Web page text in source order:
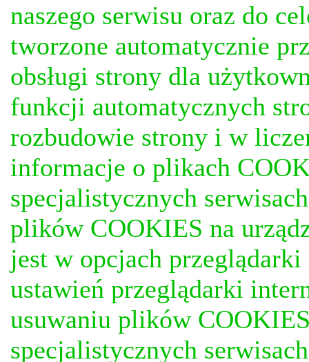
naszego serwisu oraz do
tworzone automatycznie
obsługi strony dla
funkcji automatycznych
rozbudowie strony i w
informacje o plikach
specjalistycznych
plików COOKIES na
jest w opcjach
ustawień przeglądarki
usuwaniu plików
specjalistycznych